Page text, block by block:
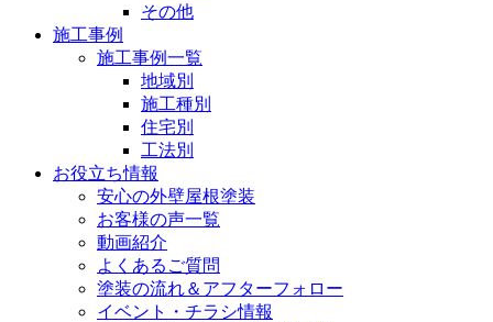
その他
施工事例
施工事例一覧
地域別
施工種別
住宅別
工法別
お役立ち情報
安心の外壁屋根塗装
お客様の声一覧
動画紹介
よくあるご質問
塗装の流れ＆アフターフォロー
イベント・チラシ情報